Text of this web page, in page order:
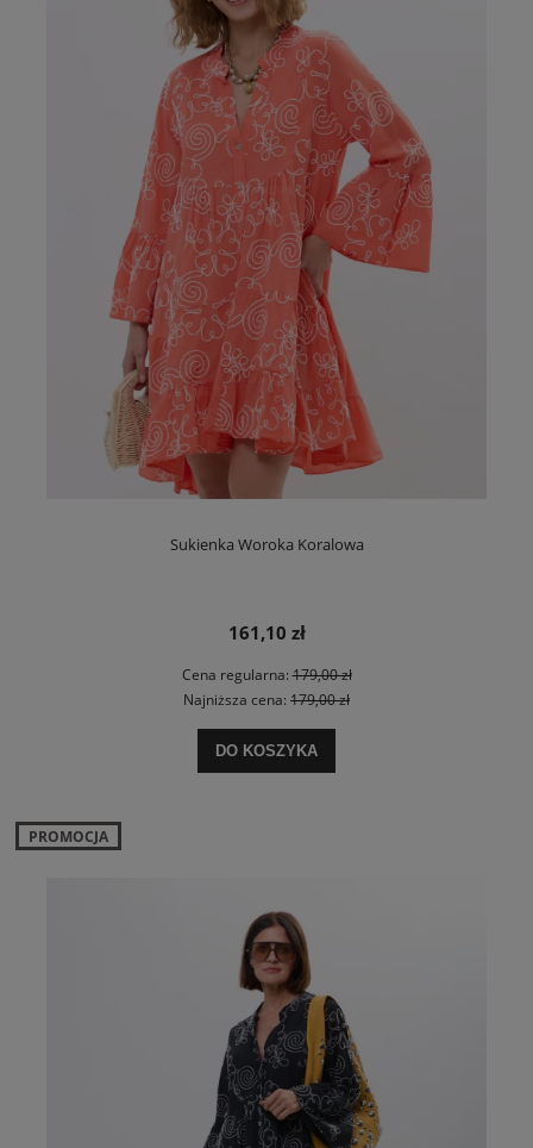
Sukienka Woroka Koralowa
161,10 zł
Cena regularna:179,00 zł
Najniższa cena: 179,00 zł
DO KOSZYKA
PROMOCJA